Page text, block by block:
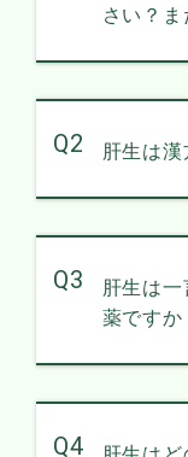
さい？ま
Q2 肝生は漢
Q3
肝生は
薬ですか
Q4